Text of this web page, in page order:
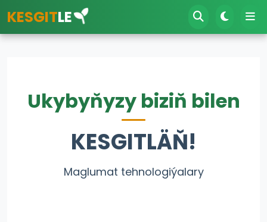
KESGITLE
Ukybyňyzy biziň bilen
KESGITLÄŇ!
Maglumat tehnologiýalary